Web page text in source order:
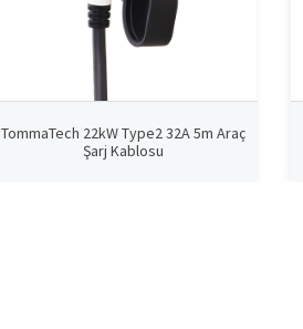
TommaTech 22kW Type2 32A 5m Araç
Şarj Kablosu